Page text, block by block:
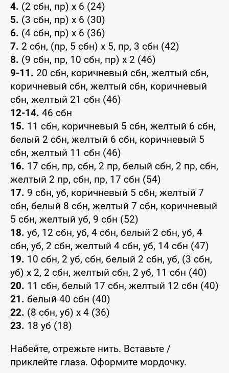
4. (2 сбн, пр) x 6 (24)
5. (3 сбн, пр) x 6 (30)
6. (4 сбн, пр) x 6 (36)
7. 2 сбн, (пр, 5 сбн) x 5, пр, 3 сбн (42)
8. (9 сбн, пр, 10 сбн, пр) x 2 (46)
9-11. 20 сбн, коричневый сбн, желтый сбн,
коричневый сбн, желтый сбн, коричневый
сбн, желтый 21 сбн (46)
12-14. 46 сбн
15. 11 сбн, коричневый 5 сбн, желтый 6 сбн,
белый 2 сбн, желтый 6 сбн, коричневый 5
сбн, желтый 11 сбн (46)
16. 17 сбн, пр, сбн, 2 пр, белый сбн, 2 пр, сбн,
желтый 2 пр, сбн, пр, 17 сбн (54)
17. 9 сбн, уб, коричневый 5 сбн, желтый 7
сбн, белый 8 сбн, желтый 7 сбн, коричневый
5 сбн, желтый уб, 9 сбн (52)
18. уб, 12 сбн, уб, 4 сбн, белый 2 сбн, уб, 4
сбн, уб, 2 сбн, желтый 4 сбн, уб, 14 сбн (47)
19. 10 сбн, 2 уб, сбн, белый 2 сбн, уб, (3 сбн,
уб) x 2, 2 сбн, желтый сбн, 2 уб, 11 сбн (40)
20. 11 сбн, белый 17 сбн, желтый 12 сбн (40)
21. белый 40 сбн (40)
22. (8 сбн, уб) x 4 (36)
23. 18 уб (18)
Набейте, отрежьте нить. Вставьте /
приклейте глаза. Оформите мордочку.